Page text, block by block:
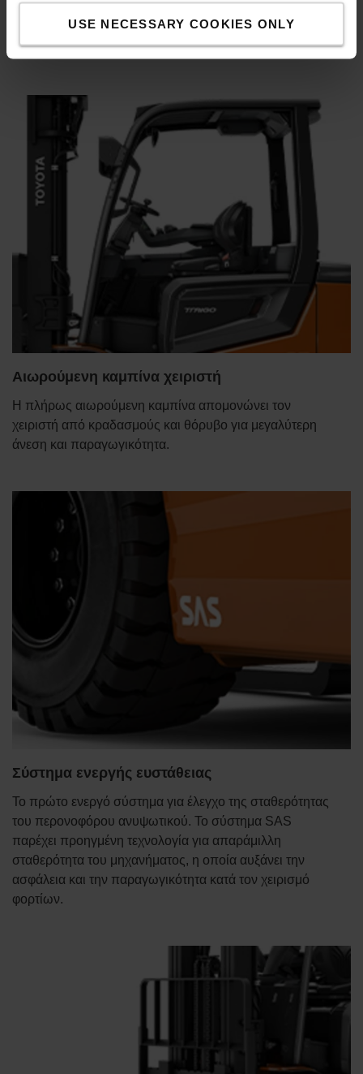
USE NECESSARY COOKIES ONLY
μειώνοντας παράλληλα το κόστος ενέργειας και τις
εκπομπές CO2.
Αιωρούμενη καμπίνα χειριστή
Η πλήρως αιωρούμενη καμπίνα απομονώνει τον
χειριστή από κραδασμούς και θόρυβο για μεγαλύτερη
άνεση και παραγωγικότητα.
Σύστημα ενεργής ευστάθειας
Το πρώτο ενεργό σύστημα για έλεγχο της σταθερότητας
του περονοφόρου ανυψωτικού. Το σύστημα SAS
παρέχει προηγμένη τεχνολογία για απαράμιλλη
σταθερότητα του μηχανήματος, η οποία αυξάνει την
ασφάλεια και την παραγωγικότητα κατά τον χειρισμό
φορτίων.